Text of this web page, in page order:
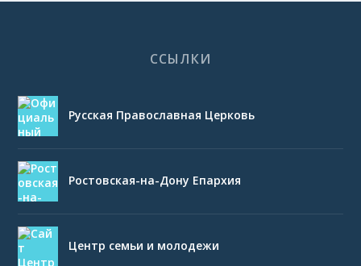
ССЫЛКИ
Русская Православная Церковь
Ростовская-на-Дону Епархия
Центр семьи и молодежи